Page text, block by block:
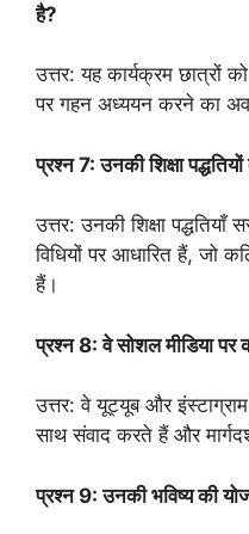
है?
उत्तर: यह कार्यक्रम छात्रों
पर गहन अध्ययन करने का
प्रश्न 7: उनकी शिक्षा
उत्तर: उनकी शिक्षा
विधियों पर आधारित हैं, जो
हैं।
प्रश्न 8: वे सोशल मीडिया पर
उत्तर: वे यूट्यूब और
साथ संवाद करते हैं और
प्रश्न 9: उनकी भविष्य की